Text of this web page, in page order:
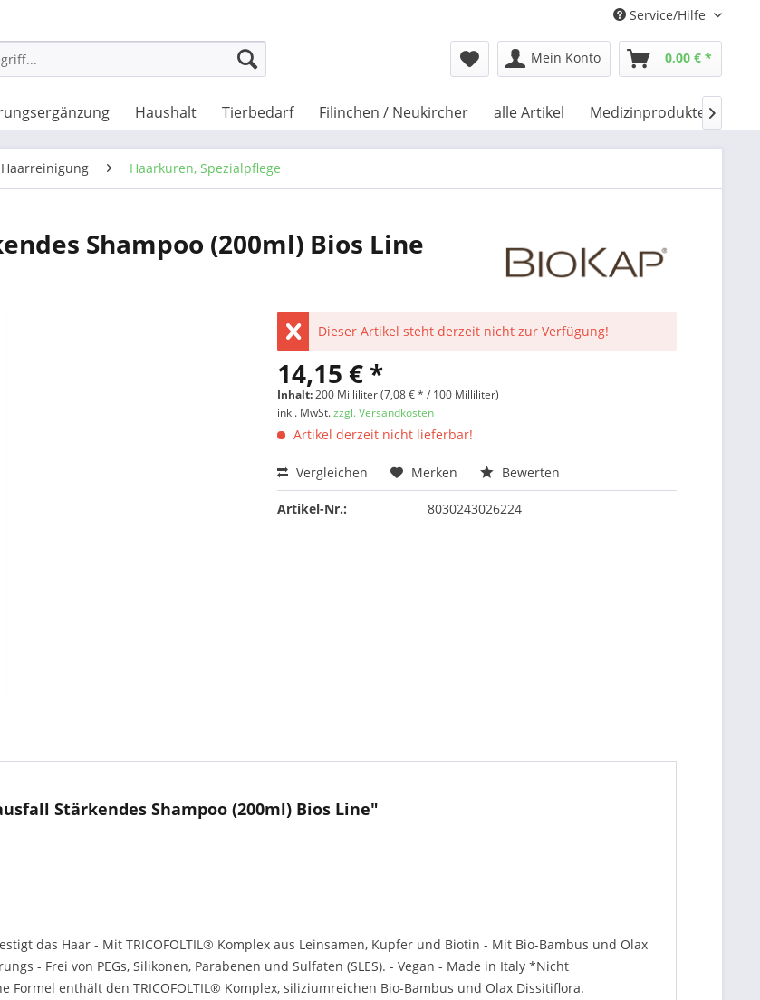
Service/Hilfe
Mein Konto 0,00 € *
Haushalt Tierbedarf Filinchen / Neukircher alle Artikel Medizinprodukte 
Haarkuren, Spezialpflege
Shampoo (200ml) Bios Line
Dieser Artikel steht derzeit nicht zur Verfügung!
14,15 € *
Inhalt:200 Milliliter (7,08 € * / 100 Milliliter)
inkl. MwSt.zzgl. Versandkosten
Artikel derzeit nicht lieferbar!
Vergleichen Merken Bewerten
Artikel-Nr.: 8030243026224
Stärkendes Shampoo (200ml) Bios Line"
das Haar - Mit TRICOFOLTIL® Komplex aus Leinsamen, Kupfer und Biotin - Mit Bio-Bambus und Olax
- Frei von PEGs, Silikonen, Parabenen und Sulfaten (SLES). - Vegan - Made in Italy *Nicht
enthält den TRICOFOLTIL® Komplex, siliziumreichen Bio-Bambus und Olax Dissitiflora.